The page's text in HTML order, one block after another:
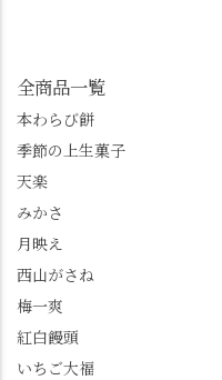
きました。 •お茶丸 •天
上天鼓 •天楽 •完熟南紅
梅ゼリー 上記4点も定番
の和菓子。 完熟南紅梅
を実施中。期限は
7/26（日）。但し、「み
ゼリーは生の写真を撮
りたかったのですが、
全商品一覧
本わらび餅
季節の上生菓子
天楽
みかさ
月映え
西山がさね
梅一爽
紅白饅頭
いちご大福